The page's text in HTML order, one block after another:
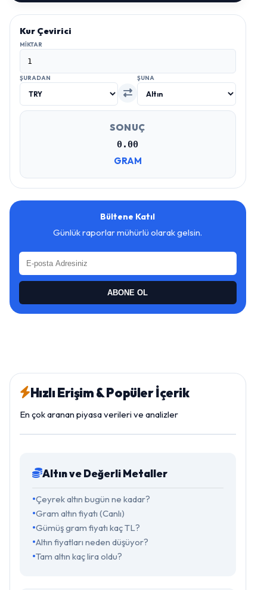
Kur Çevirici
MIKTAR
ŞURADAN ŞUNA
SONUÇ
0.00
GRAM
Bültene Katıl
Günlük raporlar mühürlü olarak gelsin.
ABONE OL
Hızlı Erişim & Popüler İçerik
En çok aranan piyasa verileri ve analizler
Altın ve Değerli Metaller
Çeyrek altın bugün ne kadar?
Gram altın fiyatı (Canlı)
Gümüş gram fiyatı kaç TL?
Altın fiyatları neden düşüyor?
Tam altın kaç lira oldu?